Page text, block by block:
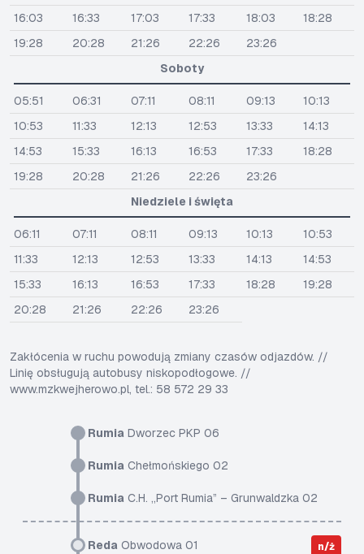
Rumia Dworzec PKP 06
Rumia Chełmońskiego 02
Rumia C.H. „Port Rumia” – Grunwaldzka 02
Reda Obwodowa 01 n/ż
16:03
16:33 17:03 17:33 18:03
18:28
19:28
20:28 21:26 22:26
23:26
Soboty
05:51 06:31 07:11 08:11 09:13
10:13
10:53
11:33 12:13 12:53 13:33
14:13
14:53
15:33 16:13 16:53 17:33
18:28
19:28
20:28 21:26 22:26
23:26
Niedziele i święta
06:11 07:11 08:11 09:13 10:13
10:53
11:33
12:13 12:53 13:33 14:13
14:53
15:33
16:13 16:53 17:33 18:28
19:28
20:28
21:26 22:26 23:26
Zakłócenia w ruchu powodują zmiany czasów odjazdów. //
Linię obsługują autobusy niskopodłogowe. //
www.mzkwejherowo.pl, tel.: 58 572 29 33